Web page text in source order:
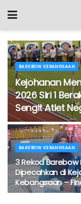
BAREBOW KEBANGSAAN
Kejohanan
2026 Siri 1
Sengit Atlet
BAREBOW KEBANGSAAN
3 Rekod
Dipecahkan di
Kebangsaan –